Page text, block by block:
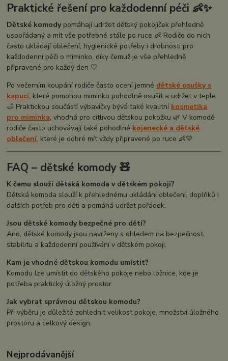
Praktické řešení pro každodenní péči 👶✨
Dětské komodypomáhají udržet dětský pokojíček přehledně
uspořádaný a mít vše potřebné stále po ruce 👶 Rodiče do nich
často ukládají oblečení, hygienické potřeby i drobnosti pro
každodenní péči o miminko, díky čemuž je vše přehledně
připravené pro každý den 🤍
Po večerním koupání rodiče často ocení jemné dětské osušky s
kapucí, které pomohou miminko pohodlně osušit a udržet v teple
🛁 Praktickou součástí výbavičky bývá také kvalitní kosmetika
pro miminka, vhodná pro citlivou dětskou pokožku 🌿 V komodě
rodiče často uchovávají také pohodlné kojenecké a dětské
oblečení, které je dobré mít vždy připravené po ruce 👶💛
FAQ – dětské komody 🧸
K čemu slouží dětská komoda v dětském pokoji?
Dětská komoda slouží k přehlednému ukládání oblečení, doplňků i
dalších potřeb pro děti a pomáhá udržet pořádek.
Jsou dětské komody bezpečné pro děti?
Ano, dětské komody jsou navrženy s ohledem na bezpečnost,
stabilitu a každodenní používání v dětském pokoji.
Kam je vhodné dětskou komodu umístit?
Komodu lze umístit do dětského pokoje nebo ložnice, kde je
potřeba praktický úložný prostor.
Jak vybrat správnou dětskou komodu?
Při výběru je důležité zohlednit velikost pokoje, množství úložného
prostoru a celkový design.
Nejprodávanější